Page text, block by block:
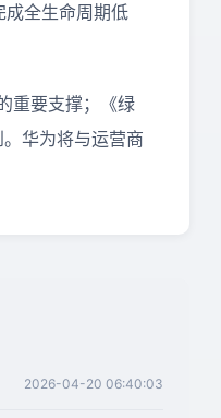
成全生命周期低
重要支撑；《绿
华为将与运营商
2026-04-20 06:40:03